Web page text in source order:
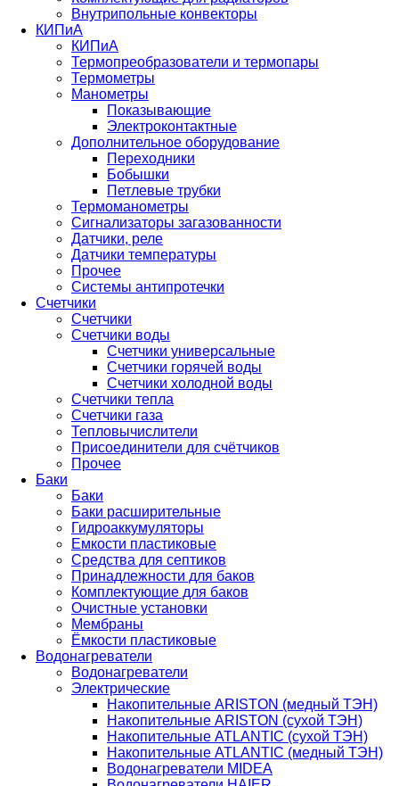
Внутрипольные конвекторы
КИПиА
КИПиА
Термопреобразователи и термопары
Термометры
Манометры
Показывающие
Электроконтактные
Дополнительное оборудование
Переходники
Бобышки
Петлевые трубки
Термоманометры
Сигнализаторы загазованности
Датчики, реле
Датчики температуры
Прочее
Системы антипротечки
Счетчики
Счетчики
Счетчики воды
Счетчики универсальные
Счетчики горячей воды
Счетчики холодной воды
Счетчики тепла
Счетчики газа
Тепловычислители
Присоединители для счётчиков
Прочее
Баки
Баки
Баки расширительные
Гидроаккумуляторы
Емкости пластиковые
Средства для септиков
Принадлежности для баков
Комплектующие для баков
Очистные установки
Мембраны
Ёмкости пластиковые
Водонагреватели
Водонагреватели
Электрические
Накопительные ARISTON (медный ТЭН)
Накопительные ARISTON (сухой ТЭН)
Накопительные ATLANTIC (сухой ТЭН)
Накопительные ATLANTIC (медный ТЭН)
Водонагреватели MIDEA